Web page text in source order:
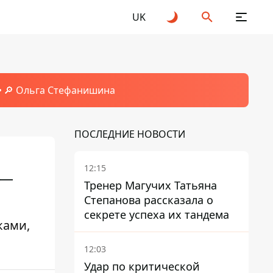
UK
🔎 Ольга Стефанишина
—
ПОСЛЕДНИЕ НОВОСТИ
12:15
Тренер Магучих Татьяна
Степанова рассказала о
секрете успеха их тандема
12:03
Удар по критической